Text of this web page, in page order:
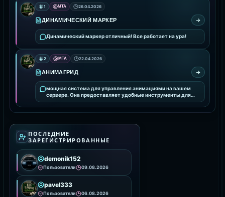
1 MTA 26.04.2026
ДИНАМИЧЕСКИЙ МАРКЕР
Динамический маркер отличный! Все работает на ура!
2 MTA 22.04.2026
АНИМАГРИД
мощная система для управления анимациями на вашем
сервере. Она предоставляет удобные инструменты для
интеграции и настройки анимаций, улучшая визуальное
ПОСЛЕДНИЕ
ЗАРЕГИСТРИРОВАННЫЕ
demonik152
Пользователи 09.08.2026
pavel333
Пользователи 06.08.2026